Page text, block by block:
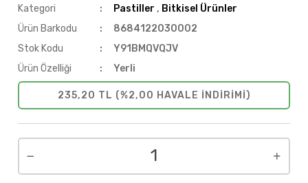
Kategori Pastiller , Bitkisel Ürünler
Ürün Barkodu
8684122030002
Stok Kodu
Y91BMQVQJV
Ürün Özelliği
Yerli
235,20 TL (%2,00 HAVALE INDIRIMI)